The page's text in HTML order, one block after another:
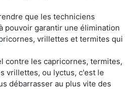
que les techniciens
pouvoir garantir une élimination
vrillettes et termites qui
contre les capricornes, termites,
vrillettes, ou lyctus, c'est le
débarrasser au plus vite des